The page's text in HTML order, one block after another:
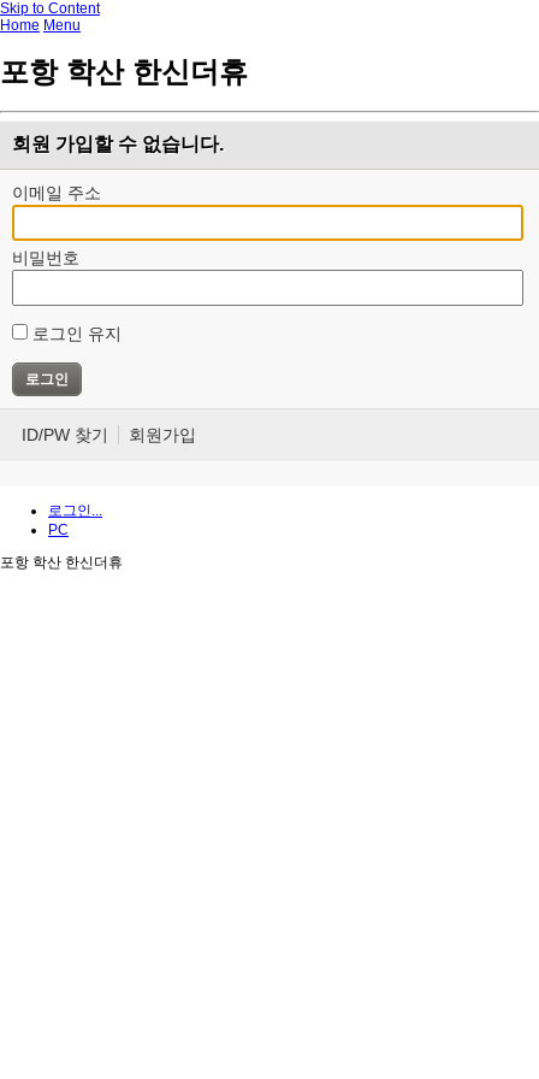
Skip to Content
Home Menu
포항 학산 한신더휴
회원 가입할 수 없습니다.
이메일 주소
비밀번호
로그인 유지
ID/PW 찾기 회원가입
로그인...
PC
포항 학산 한신더휴